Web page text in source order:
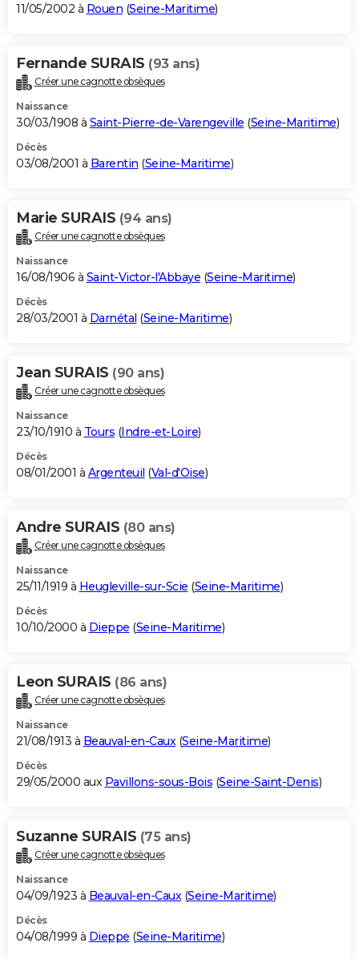
11/05/2002 à Rouen (Seine-Maritime)
Fernande SURAIS (93 ans)
Créer une cagnotte obsèques
Naissance
30/03/1908 à Saint-Pierre-de-Varengeville (Seine-Maritime)
Décès
03/08/2001 à Barentin (Seine-Maritime)
Marie SURAIS (94 ans)
Créer une cagnotte obsèques
Naissance
16/08/1906 à Saint-Victor-l'Abbaye (Seine-Maritime)
Décès
28/03/2001 à Darnétal (Seine-Maritime)
Jean SURAIS (90 ans)
Créer une cagnotte obsèques
Naissance
23/10/1910 à Tours (Indre-et-Loire)
Décès
08/01/2001 à Argenteuil (Val-d'Oise)
Andre SURAIS (80 ans)
Créer une cagnotte obsèques
Naissance
25/11/1919 à Heugleville-sur-Scie (Seine-Maritime)
Décès
10/10/2000 à Dieppe (Seine-Maritime)
Leon SURAIS (86 ans)
Créer une cagnotte obsèques
Naissance
21/08/1913 à Beauval-en-Caux(Seine-Maritime)
Décès
29/05/2000 aux Pavillons-sous-Bois (Seine-Saint-Denis)
Suzanne SURAIS (75 ans)
Créer une cagnotte obsèques
Naissance
04/09/1923 à Beauval-en-Caux(Seine-Maritime)
Décès
04/08/1999 à Dieppe (Seine-Maritime)